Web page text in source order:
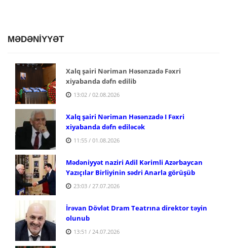
MƏDƏNİYYƏT
Xalq şairi Nəriman Həsənzadə Fəxri
xiyabanda dəfn edilib
13:02 / 02.08.2026
Xalq şairi Nəriman Həsənzadə I Fəxri
xiyabanda dəfn ediləcək
11:55 / 01.08.2026
Mədəniyyət naziri Adil Kərimli Azərbaycan
Yazıçılar Birliyinin sədri Anarla görüşüb
23:03 / 27.07.2026
İrəvan Dövlət Dram Teatrına direktor təyin
olunub
13:51 / 24.07.2026